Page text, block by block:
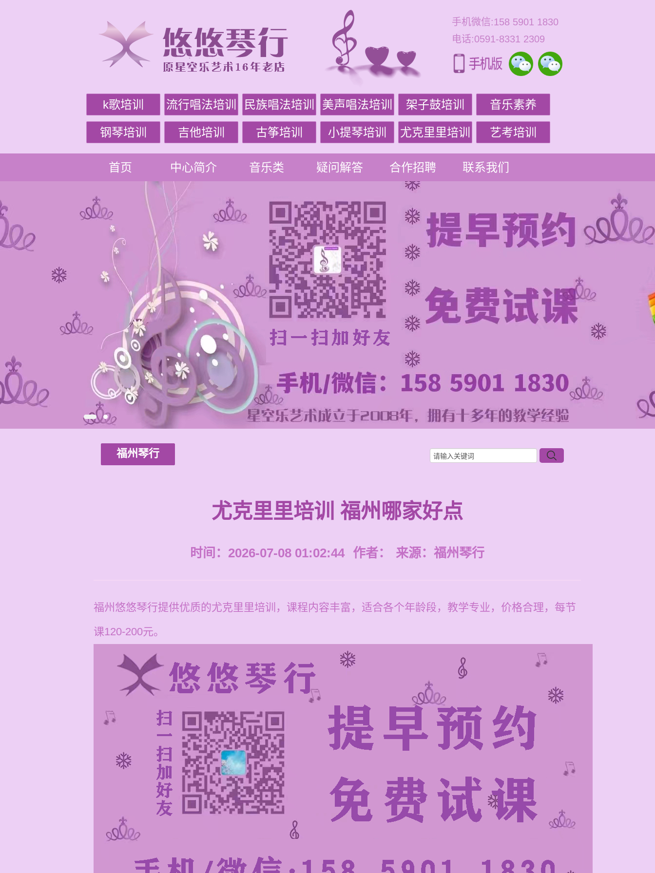
手机微信:158 5901 1830
电话:0591-8331 2309
k歌培训 流行唱法培训 民族唱法培训 美声唱法培训 架子鼓培训 音乐素养
钢琴培训 吉他培训 古筝培训 小提琴培训 尤克里里培训 艺考培训
首页 中心简介 音乐类 疑问解答 合作招聘 联系我们
福州琴行
尤克里里培训 福州哪家好点
时间：2026-07-08 01:02:44 作者： 来源： 福州琴行
福州悠悠琴行提供优质的尤克里里培训，课程内容丰富，适合各个年龄段，教学专业，价格合理，每节
课120-200元。